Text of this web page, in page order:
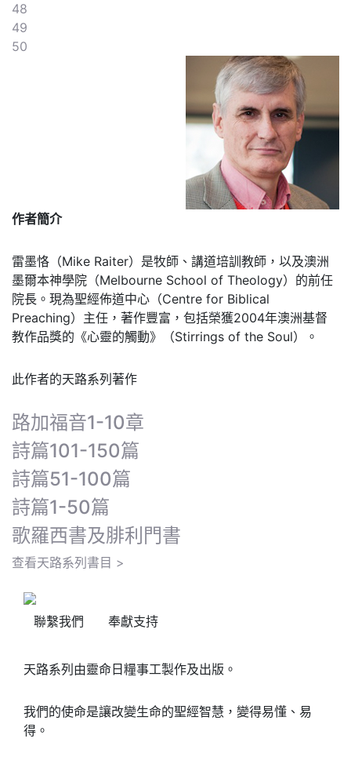
48
49
50
作者簡介
雷墨恪（Mike Raiter）是牧師、講道培訓教師，以及澳洲
墨爾本神學院（Melbourne School of Theology）的前任
院長。現為聖經佈道中心（Centre for Biblical
Preaching）主任，著作豐富，包括榮獲2004年澳洲基督
教作品獎的《心靈的觸動》（Stirrings of the Soul）。
此作者的天路系列著作
路加福音1-10章
詩篇101-150篇
詩篇51-100篇
詩篇1-50篇
歌羅西書及腓利門書
查看天路系列書目 >
聯繫我們 奉獻支持
天路系列由靈命日糧事工製作及出版。
我們的使命是讓改變生命的聖經智慧，變得易懂、易
得。